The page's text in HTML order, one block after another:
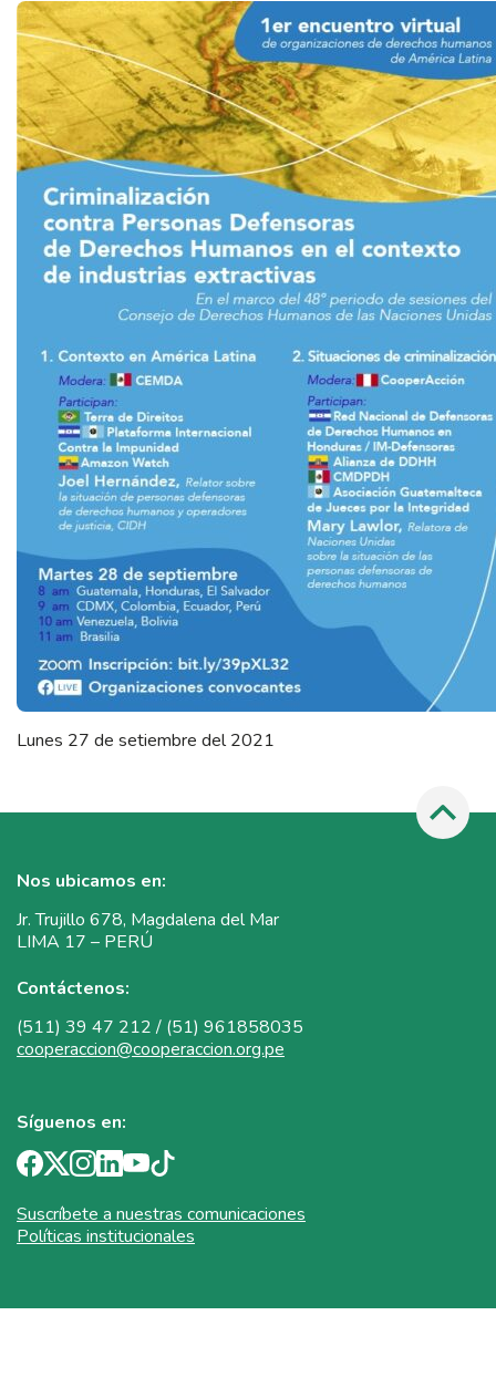
Lunes 27 de setiembre del 2021
Nos ubicamos en:
Jr. Trujillo 678, Magdalena del Mar
LIMA 17 – PERÚ
Contáctenos:
(511) 39 47 212 / (51) 961858035
cooperaccion@cooperaccion.org.pe
Síguenos en:
Suscríbete a nuestras comunicaciones
Políticas institucionales